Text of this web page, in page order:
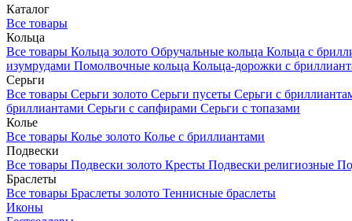
Каталог
Все товары
Кольца
Все товары Кольца золото Обручальные кольца Кольца с
изумрудами Помолвочные кольца Кольца-дорожки с
Серьги
Все товары Серьги золото Серьги пусеты Серьги с
бриллиантами Серьги с сапфирами Серьги с топазами
Колье
Все товары Колье золото Колье с бриллиантами
Подвески
Все товары Подвески золото Кресты Подвески религиозные
Браслеты
Все товары Браслеты золото Теннисные браслеты
Иконы